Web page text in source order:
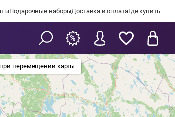
Подарочные наборыДоставка и оплатаГде купить
перемещении карты